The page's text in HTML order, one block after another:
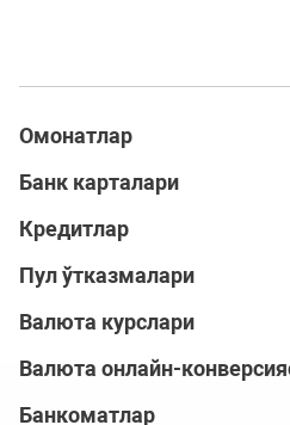
Омонатлар
Банк карталари
Кредитлар
Пул ўтказмалари
Валюта курслари
Валюта онлайн-
Банкоматлар